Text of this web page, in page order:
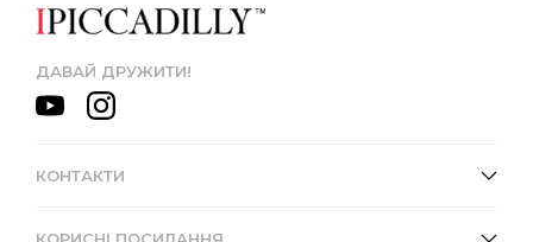
ДАВАЙ ДРУЖИТИ!
КОНТАКТИ
КОРИСНІ ПОСИЛАННЯ